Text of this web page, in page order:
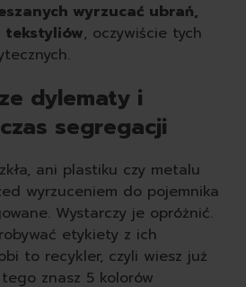
wyrzucać ubrań,
tekstyliów, oczywiście tych
dylematy i
segregacji
ani plastiku czy metalu
wyrzuceniem do pojemnika
Wystarczy je opróżnić.
etykiety z ich
to recykler, czyli wiesz już
znasz 5 kolorów
Wyczyść